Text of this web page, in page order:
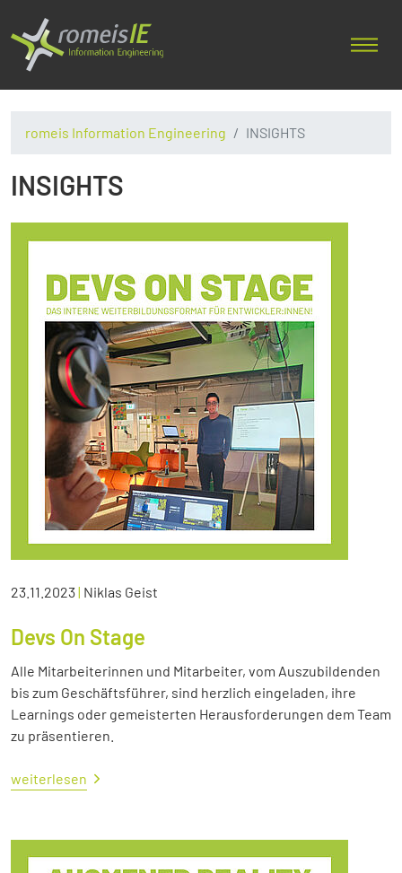
romeis Information Engineering INSIGHTS
INSIGHTS
23.11.2023| Niklas Geist
Devs On Stage
Alle Mitarbeiterinnen und Mitarbeiter, vom Auszubildenden
bis zum Geschäftsführer, sind herzlich eingeladen, ihre
Learnings oder gemeisterten Herausforderungen dem Team
zu präsentieren.
weiterlesen